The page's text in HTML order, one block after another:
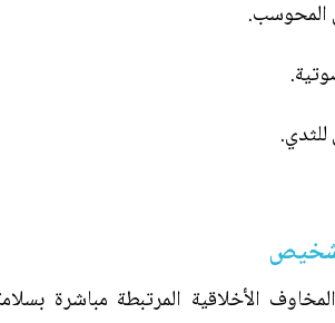
المحوسب.
الأخلاقية المرتبطة مباشرة